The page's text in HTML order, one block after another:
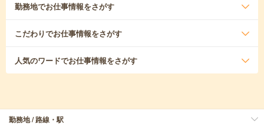
勤務地でお仕事情報をさがす
こだわりでお仕事情報をさがす
人気のワードでお仕事情報をさがす
勤務地 / 路線・駅